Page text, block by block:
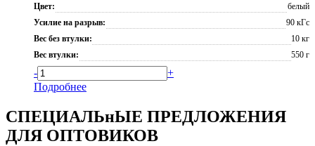
Цвет:
белый
Усилие на разрыв:
90 кГс
Вес без втулки:
10 кг
Вес втулки:
550 г
-
+
Подробнее
СПЕЦИАЛЬнЫЕ ПРЕДЛОЖЕНИЯ
ДЛЯ ОПТОВИКОВ